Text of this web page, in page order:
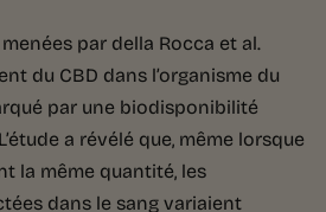
par della Rocca et al.
du CBD dans l’organisme du
par une biodisponibilité
a révélé que, même lorsque
la même quantité, les
dans le sang variaient